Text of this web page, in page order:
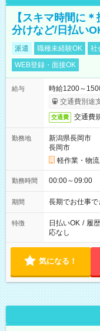
【スキマ時間に
分けなど/日払い
派遣 職種未経験OK 社
WEB登録・面接OK
給与
時給1200～
交通費別途
交通費 交通費
勤務地
新潟県長岡市
長岡市
軽作業・物
勤務時間 00:00～09:00
期間 長期でお仕事で
特徴 日払いOK / 履
応なし
気になる！